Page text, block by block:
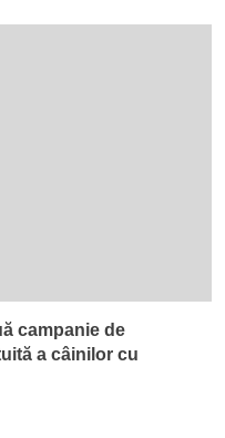
campanie de
a câinilor cu